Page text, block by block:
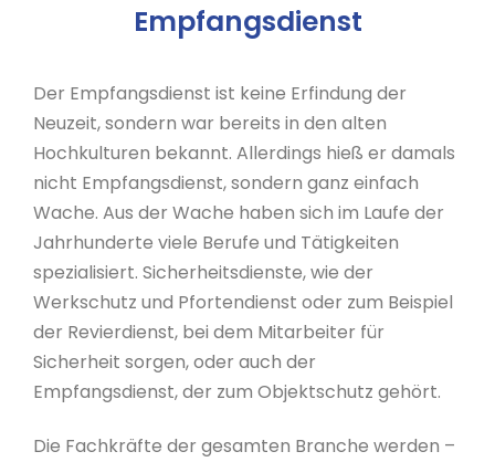
Empfangsdienst
Der Empfangsdienst ist keine Erfindung der
Neuzeit, sondern war bereits in den alten
Hochkulturen bekannt. Allerdings hieß er damals
nicht Empfangsdienst, sondern ganz einfach
Wache. Aus der Wache haben sich im Laufe der
Jahrhunderte viele Berufe und Tätigkeiten
spezialisiert. Sicherheitsdienste, wie der
Werkschutz und Pfortendienst oder zum Beispiel
der Revierdienst, bei dem Mitarbeiter für
Sicherheit sorgen, oder auch der
Empfangsdienst, der zum Objektschutz gehört.
Die Fachkräfte der gesamten Branche werden –